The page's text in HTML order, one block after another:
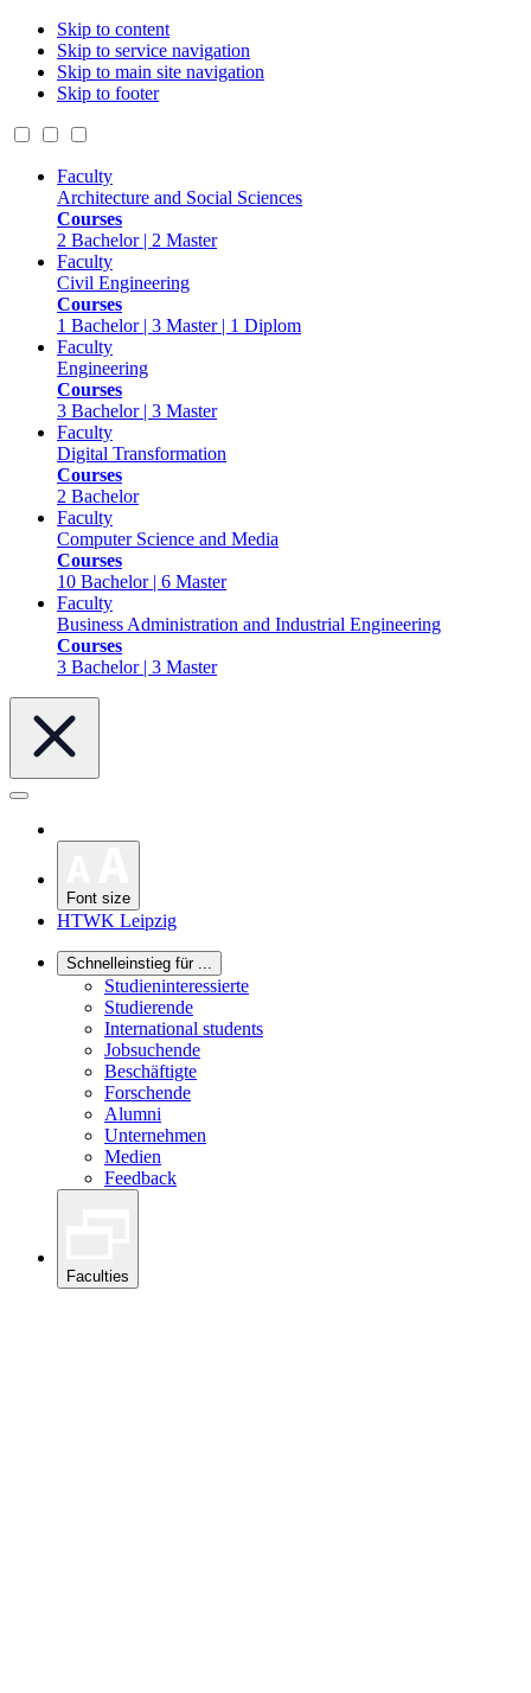
Skip to content
Skip to service navigation
Skip to main site navigation
Skip to footer
Faculty
Architecture and Social Sciences
Courses
2 Bachelor | 2 Master
Faculty
Civil Engineering
Courses
1 Bachelor | 3 Master | 1 Diplom
Faculty
Engineering
Courses
3 Bachelor | 3 Master
Faculty
Digital Transformation
Courses
2 Bachelor
Faculty
Computer Science and Media
Courses
10 Bachelor | 6 Master
Faculty
Business Administration and Industrial Engineering
Courses
3 Bachelor | 3 Master
Font size
HTWK Leipzig
Schnelleinstieg für ...
Studieninteressierte
Studierende
International students
Jobsuchende
Beschäftigte
Forschende
Alumni
Unternehmen
Medien
Feedback
Faculties